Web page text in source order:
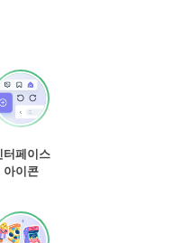
터페이스
아이콘